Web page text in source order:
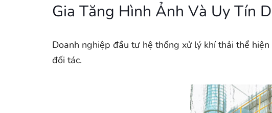
Gia Tăng Hình Ảnh Và Uy Tín
Doanh nghiệp đầu tư hệ thống xử lý khí thải thể
đối tác.